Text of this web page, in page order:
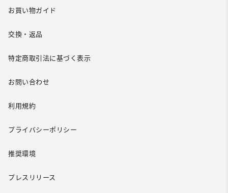
お買い物ガイド
交換・返品
特定商取引法に基づく表示
お問い合わせ
利用規約
プライバシーポリシー
推奨環境
プレスリリース